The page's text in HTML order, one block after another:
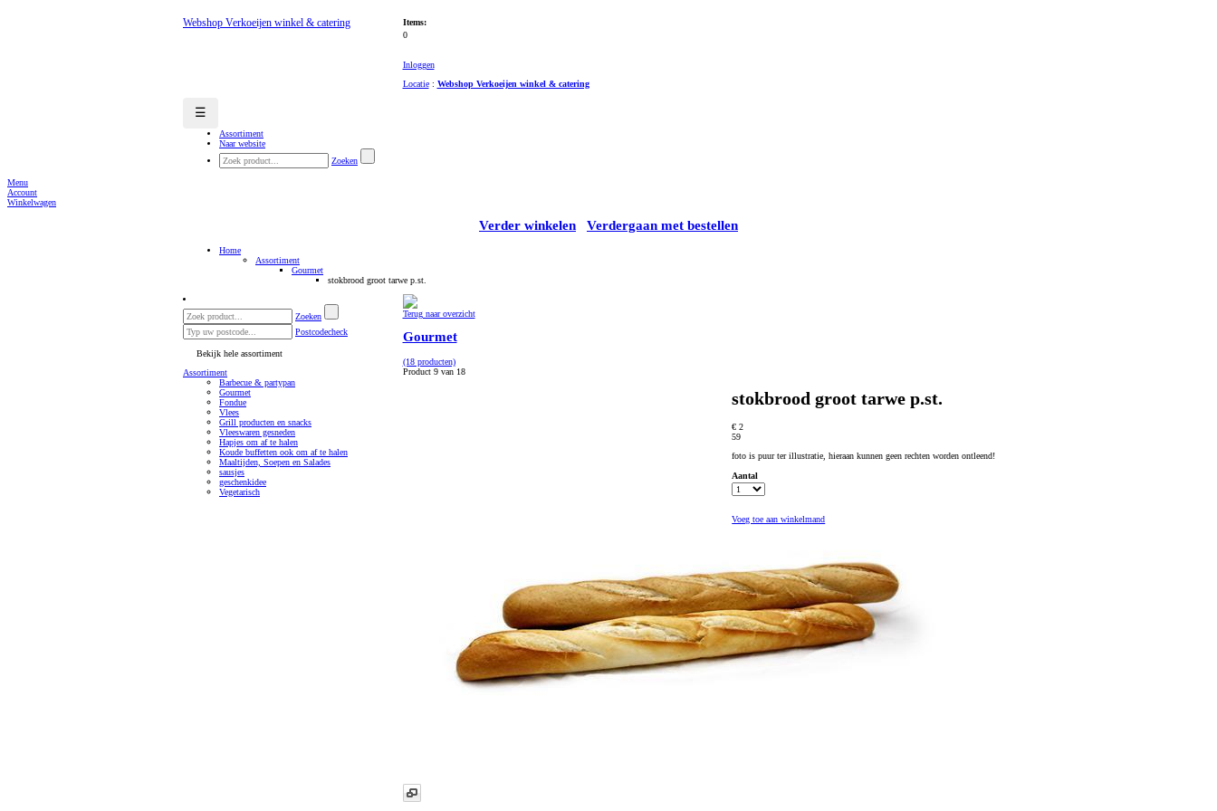
Webshop Verkoeijen winkel & catering
Items:
0
Inloggen
Locatie: Webshop Verkoeijen winkel & catering
☰
Assortiment
Naar website
Zoeken
Menu
Account
Winkelwagen
Verder winkelen Verdergaan met bestellen
Home
Assortiment
Gourmet
stokbrood groot tarwe p.st.
Zoeken
Postcodecheck
Bekijk hele assortiment
Assortiment
Barbecue & partypan
Gourmet
Fondue
Vlees
Grill producten en snacks
Vleeswaren gesneden
Hapjes om af te halen
Koude buffetten ook om af te halen
Maaltijden, Soepen en Salades
sausjes
geschenkidee
Vegetarisch
Terug naar overzicht
Gourmet
(18 producten)
Product 9 van 18
stokbrood groot tarwe p.st.
€ 2
59
foto is puur ter illustratie, hieraan kunnen geen rechten worden ontleend!
Aantal
Voeg toe aan winkelmand